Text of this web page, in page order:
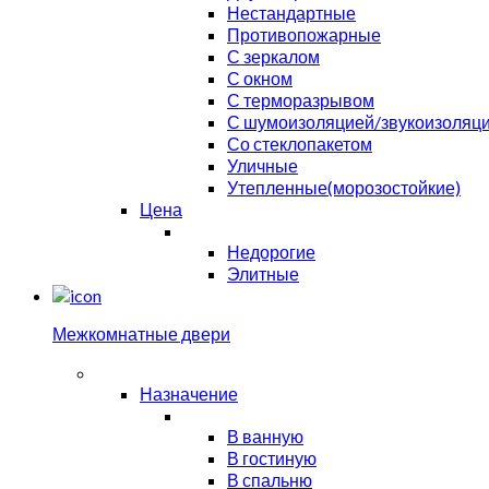
Нестандартные
Противопожарные
С зеркалом
С окном
С терморазрывом
С шумоизоляцией/
Со стеклопакетом
Уличные
Утепленные(морозостойкие)
Цена
Недорогие
Элитные
Межкомнатные двери
Назначение
В ванную
В гостиную
В спальню